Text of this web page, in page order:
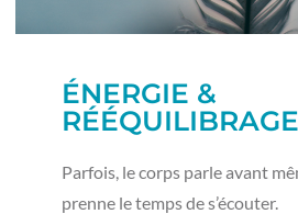
ÉNERGIE &
RÉÉQUILIBRAGE
Parfois, le corps parle avant
prenne le temps de s’écouter.